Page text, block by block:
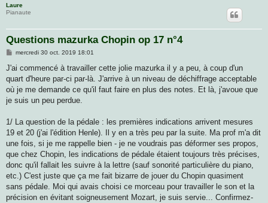
Laure
Pianaute
Questions mazurka Chopin op 17 n°4
M
s
a
g
e
mercredi 30 oct. 2019 18:01
J'ai commencé à travailler cette jolie mazurka il y a peu, à coup d'un
quart d'heure par-ci par-là. J'arrive à un niveau de déchiffrage acceptable
où je me demande ce qu'il faut faire en plus des notes. Et là, j'avoue que
je suis un peu perdue.
1/ La question de la pédale : les premières indications arrivent mesures
19 et 20 (j'ai l'édition Henle). Il y en a très peu par la suite. Ma prof m'a dit
une fois, si je me rappelle bien - je ne voudrais pas déformer ses propos,
que chez Chopin, les indications de pédale étaient toujours très précises,
donc qu'il fallait les suivre à la lettre (sauf sonorité particulière du piano,
etc.) C'est juste que ça me fait bizarre de jouer du Chopin quasiment
sans pédale. Moi qui avais choisi ce morceau pour travailler le son et la
précision en évitant soigneusement Mozart, je suis servie... Confirmez-